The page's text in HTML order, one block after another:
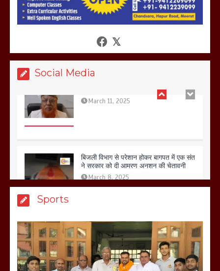
Social Media
आखिर क्यों जैनुल सालीकिन को शहर काजी नहीं
शफीकुर्रहमान रहमान ने
बिजली विभाग से परेशान होकर बागपत में एक संत
Sports